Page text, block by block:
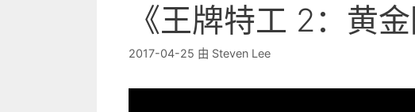
《王牌特工 2：黄
2017-04-25 由 Steven Lee